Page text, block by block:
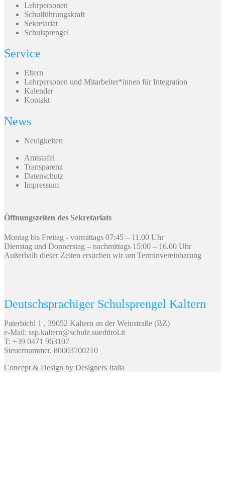
Lehrpersonen
Schulführungskraft
Sekretariat
Schulsprengel
Service
Eltern
Lehrpersonen und Mitarbeiter*innen für Integration
Kalender
Kontakt
News
Neuigkeiten
Amtstafel
Transparenz
Datenschutz
Impressum
Öffnungszeiten des Sekretariats
Montag bis Freitag - vormittags 07:45 – 11.00 Uhr
Dienstag und Donnerstag – nachmittags 15:00 – 16.00 Uhr
Außerhalb dieser Zeiten ersuchen wir um Terminvereinbarung
Deutschsprachiger Schulsprengel Kaltern
Paterbichl 1 , 39052 Kaltern an der Weinstraße (BZ)
e-Mail: ssp.kaltern@schule.suedtirol.it
T: +39 0471 963107
Steuernummer. 80003700210
Concept & Design by Designers Italia